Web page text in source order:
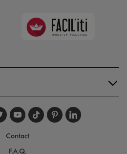
Faciliti
nous sur
nous sur
nous sur
Suivez-nous
Suivez-nous
Suivez-
Contact
F.A.Q.